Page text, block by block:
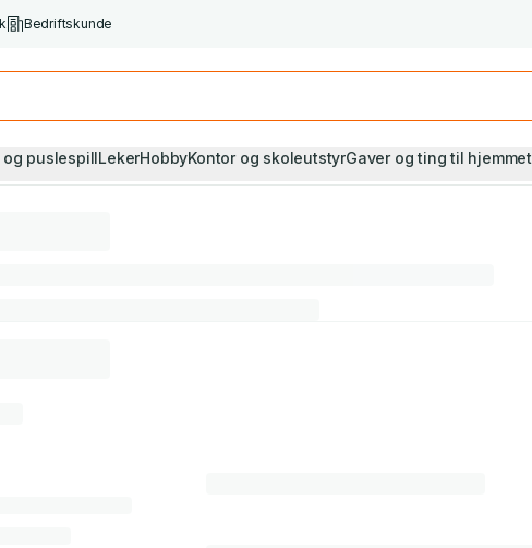
Bedriftskunde
og puslespillLekerHobbyKontor og skoleutstyrGaver og ting til hjemmet